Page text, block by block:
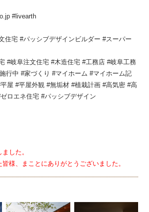
#livearth
住宅 #パッシブデザインビルダー #スーパー
#岐阜注文住宅 #木造住宅 #工務店 #岐阜工務
行中 #家づくり #マイホーム #マイホーム記
屋 #平屋外観 #無垢材 #植栽計画 #高気密 #高
ロエネ住宅 #パッシブデザイン
した。
様、まことにありがとうございました。